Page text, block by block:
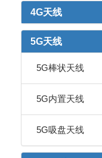
4G天线
5G天线
5G棒状天线
5G内置天线
5G吸盘天线